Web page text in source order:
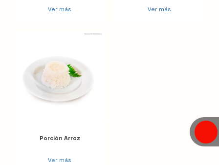
Ver más Ver más
Porción Arroz
Ver más